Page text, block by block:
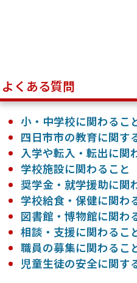
よくある質問
小・中学校に関わるこ
四日市市の教育に関す
入学や転入・転出に関
学校施設に関わること
奨学金・就学援助に関
学校給食・保健に関わ
図書館・博物館に関わ
相談・支援に関わるこ
職員の募集に関わるこ
児童生徒の安全に関す